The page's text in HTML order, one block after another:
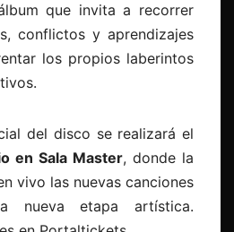
que invita a recorrer
conflictos y aprendizajes
los propios laberintos
del disco se realizará el
en Sala Master, donde la
vivo las nuevas canciones
nueva etapa artística.